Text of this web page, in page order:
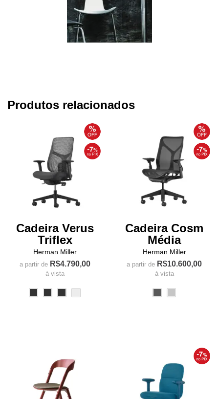
Produtos relacionados
Cadeira Verus
Triflex
Herman Miller
a partir de R$4.790,00
à vista
Este
produto
opções
podem
ser
escolhidas
Cadeira Cosm
Média
Herman Miller
a partir de R$10.600,00
à vista
Este
produto
podem
ser
escolhidas